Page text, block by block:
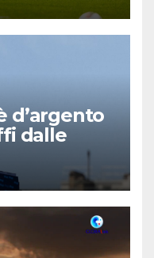
d’argento
dalle